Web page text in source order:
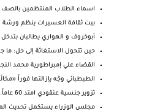
اسماء الطلاب المنتظمين بالصف
بيت ثقافة العسيرات ينظم
أبوخروف و الهواري يطالبان
حين تتحول الاستغاثة إلى حل:
القضاء علي إمبراطورية محمد
الطبطبائي وجّه بإزالتها فوراً
تزوير جنسية عنقودي امتد 60 عاماً... سقوط مئات السو...
مجلس الوزراء يستكمل تحديث